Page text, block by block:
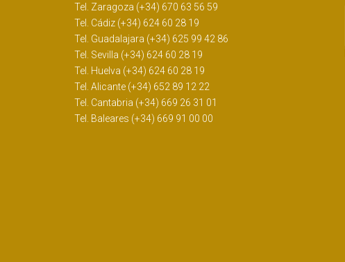
Tel. Zaragoza (+34) 670 63 56 59
Tel. Cádiz (+34) 624 60 28 19
Tel. Guadalajara (+34) 625 99 42 86
Tel. Sevilla (+34) 624 60 28 19
Tel. Huelva (+34) 624 60 28 19
Tel. Alicante (+34) 652 89 12 22
Tel. Cantabria (+34) 669 26 31 01
Tel. Baleares (+34) 669 91 00 00